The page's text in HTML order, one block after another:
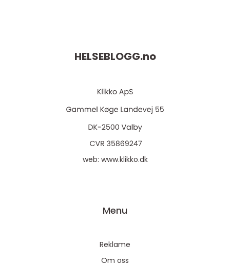
HELSEBLOGG.no
web: www.klikko.dk
Menu
Reklame
Om oss